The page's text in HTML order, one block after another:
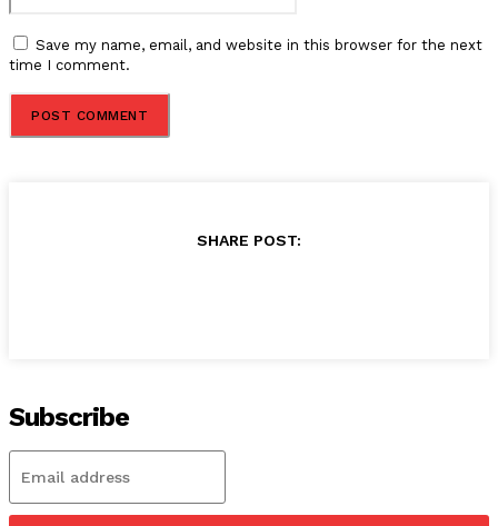
Save my name, email, and website in this browser for the next
time I comment.
SHARE POST:
Subscribe